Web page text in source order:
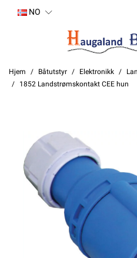
NO
Hjem Båtutstyr Elektronikk
1852 Landstrømskontakt CEE hun